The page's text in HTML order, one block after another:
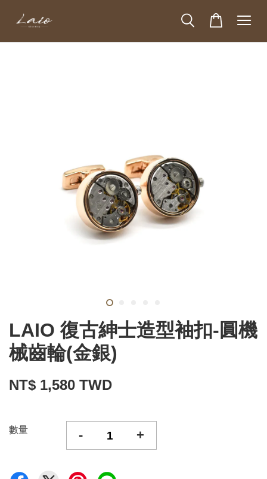
LAIO 復古紳士造型袖扣-圓機
械齒輪(金銀)
NT$ 1,580 TWD
數量 - +